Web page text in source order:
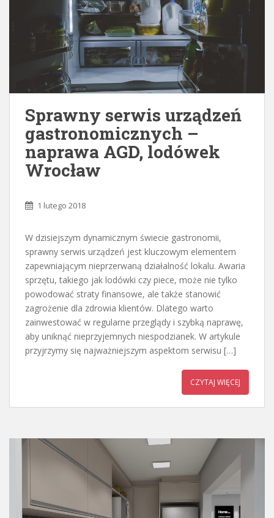
Sprawny serwis urządzeń
gastronomicznych –
naprawa AGD, lodówek
Wrocław
1 lutego 2018
W dzisiejszym dynamicznym świecie gastronomii,
sprawny serwis urządzeń jest kluczowym elementem
zapewniającym nieprzerwaną działalność lokalu. Awaria
sprzętu, takiego jak lodówki czy piece, może nie tylko
powodować straty finansowe, ale także stanowić
zagrożenie dla zdrowia klientów. Dlatego warto
zainwestować w regularne przeglądy i szybką naprawę,
aby uniknąć nieprzyjemnych niespodzianek. W artykule
przyjrzymy się najważniejszym aspektom serwisu […]
CZYTAJ WIĘCEJ